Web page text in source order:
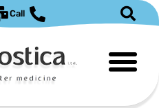
Call